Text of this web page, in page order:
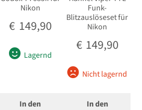
Nikon
€ 149,90
Lagernd
In den
Funk-
Blitzauslöseset für
Nikon
€ 149,90
Nicht lagernd
In den